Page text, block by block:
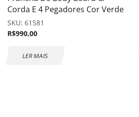
Corda E 4 Pegadores Cor Verde
SKU: 61581
R$990,00
LER MAIS